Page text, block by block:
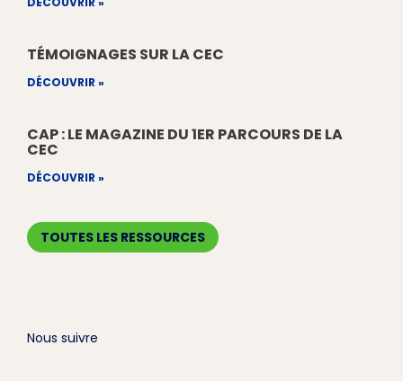
TÉMOIGNAGES SUR LA CEC
DÉCOUVRIR »
CAP : LE MAGAZINE DU 1ER PARCOURS DE LA
CEC
DÉCOUVRIR »
TOUTES LES RESSOURCES
Nous suivre